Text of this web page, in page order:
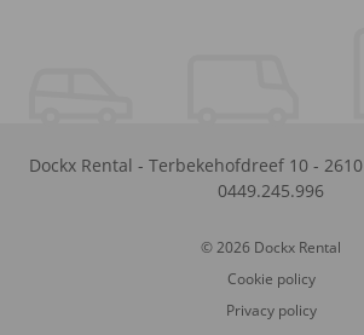
Dockx Rental - Terbekehofdreef 10 - 2610
0449.245.996
© 2026 Dockx Rental
Cookie policy
Privacy policy